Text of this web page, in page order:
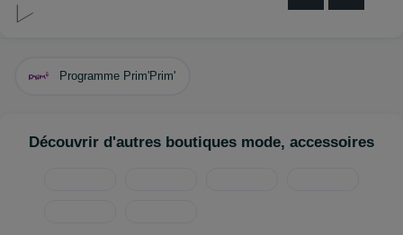
Programme Prim'Prim'
Découvrir d'autres boutiques mode, accessoires